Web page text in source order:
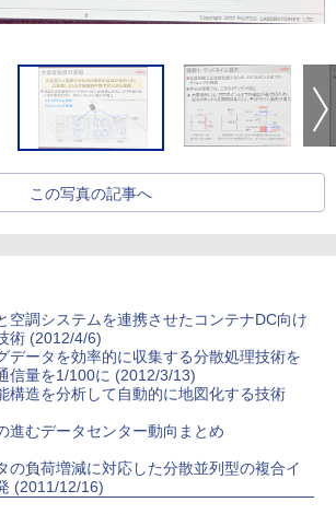
この写真の記事へ
空調システムを連携させたコンテナDC向け
術 (2012/4/6)
データを効率的に収集する分散処理技術を
信量を1/100に (2012/3/13)
構造を分析して自動的に地図化する技術
進むデータセンター動向まとめ
の負荷増減に対応した分散並列型の複合イ
(2011/12/16)